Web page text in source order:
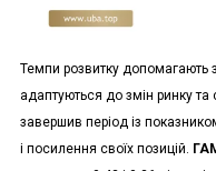
Темпи розвитку допомагають
адаптуються до змін ринку та
завершив період із
і посилення своїх позицій.